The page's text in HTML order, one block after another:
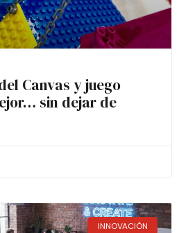
Canvas y juego
sin dejar de
INNOVACIÓN